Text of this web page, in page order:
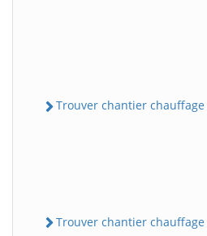
Trouver chantier chauffage
Trouver chantier chauffage